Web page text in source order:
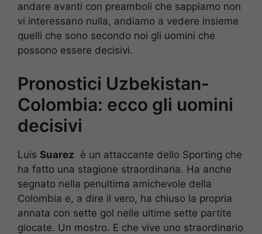
andare avanti con preamboli che sappiamo non
vi interessano nulla, andiamo a vedere insieme
quelli che sono secondo noi gli uomini che
possono essere decisivi.
Pronostici Uzbekistan-
Colombia: ecco gli uomini
decisivi
Luis Suarez è un attaccante dello Sporting che
ha fatto una stagione straordinaria. Ha anche
segnato nella penultima amichevole della
Colombia e, a dire il vero, ha chiuso la propria
annata con sette gol nelle ultime sette partite
giocate. Un mostro. E che vive uno straordinario